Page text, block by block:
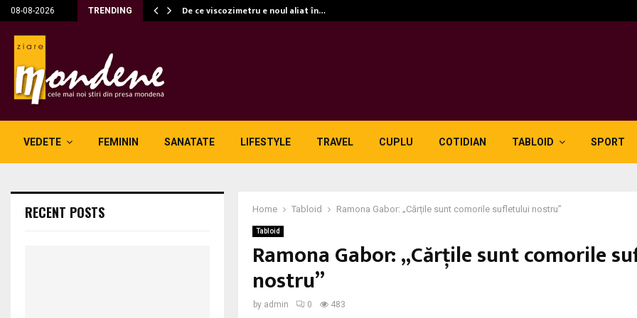
08-08-2026 TRENDING De ce viscozimetru e noul aliat în…
VEDETE FEMININ SANATATE LIFESTYLE TRAVEL CUPLU COTIDIAN TABLOID SPORT
Home Tabloid Ramona Gabor: „Cărțile sunt comorile sufletului nostru”
Tabloid
Ramona Gabor: „Cărțile sunt comorile
nostru”
by admin 0 483
RECENT POSTS